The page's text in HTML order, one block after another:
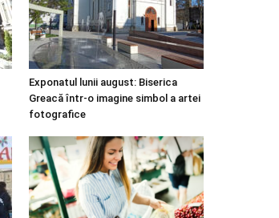
Exponatul lunii august: Biserica
Greacă într-o imagine simbol a artei
fotografice